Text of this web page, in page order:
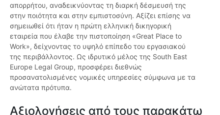
απορρήτου, αναδεικνύοντας τη διαρκή δέσμευσή της
στην ποιότητα και στην εμπιστοσύνη. Αξίζει επίσης να
σημειωθεί ότι ήταν η πρώτη ελληνική δικηγορική
εταιρεία που έλαβε την πιστοποίηση «Great Place to
Work», δείχνοντας το υψηλό επίπεδο του εργασιακού
της περιβάλλοντος. Ως ιδρυτικό μέλος της South East
Europe Legal Group, προσφέρει διεθνώς
προσανατολισμένες νομικές υπηρεσίες σύμφωνα με τα
ανώτατα πρότυπα.
Αξιολογήσεις από τους παρακάτω